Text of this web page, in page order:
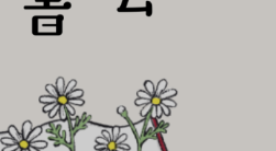
ごき